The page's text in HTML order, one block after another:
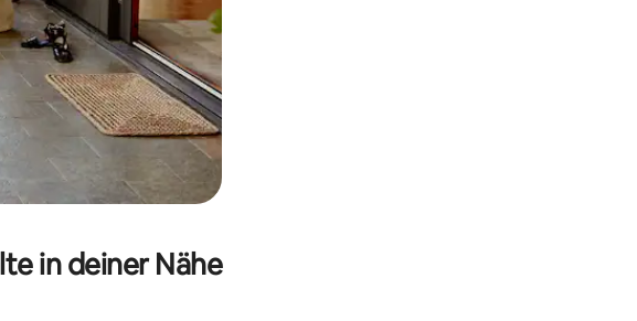
in deiner Nähe